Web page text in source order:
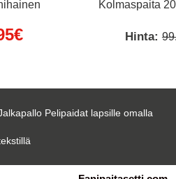
Kolmaspaita
Hinta:
Pelipaidat lapsille omalla